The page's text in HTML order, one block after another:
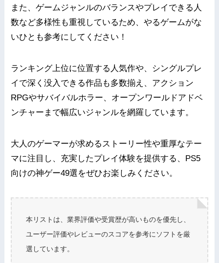
また、ゲームジャンルのバランスやプレイできる人
数など多様性も重視しているため、やるゲームがな
いひとも参考にしてください！
ランキング上位に位置する人気作や、シングルプレ
イで深く没入できる作品も多数揃え、アクション
RPGやサバイバルホラー、オープンワールドアドベ
ンチャーまで幅広いジャンルを網羅しています。
大人のゲーマーが求めるストーリー性や重厚なテー
マに注目し、充実したプレイ体験を提供する、PS5
向けの神ゲー49選をぜひお楽しみください。
本リストは、業界評価や受賞歴が高いものを優先し、
ユーザー評価やレビューのスコアを参考にソフトを厳
選しています。